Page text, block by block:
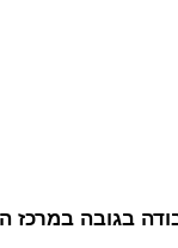
בגובה במרכז